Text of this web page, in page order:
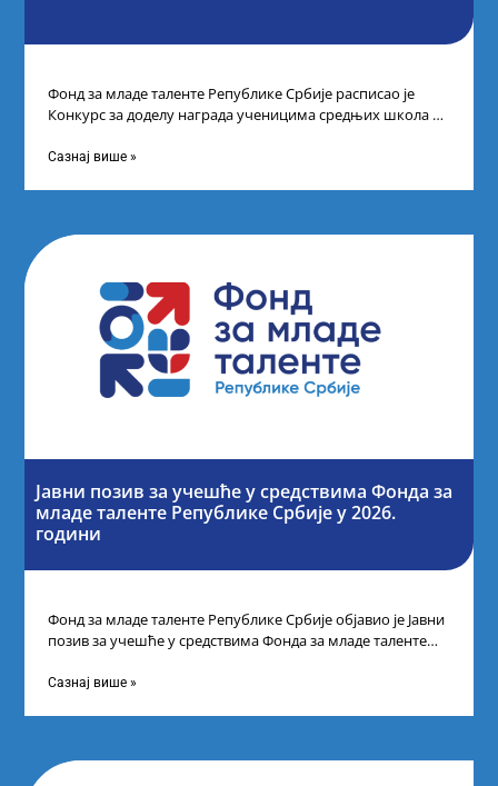
Фонд за младе таленте Републике Србије расписао је
Конкурс за доделу награда ученицима средњих школа за
Сазнај више »
Јавни позив за учешће у средствима Фонда за
младе таленте Републике Србије у 2026.
години
Фонд за младе таленте Републике Србије објавио је Јавни
позив за учешће у средствима Фонда за младе таленте
Сазнај више »